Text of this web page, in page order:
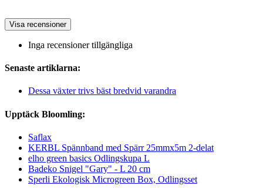
Visa recensioner
Inga recensioner tillgängliga
Senaste artiklarna:
Dessa växter trivs bäst bredvid varandra
Upptäck Bloomling:
Saflax
KERBL Spännband med Spärr 25mmx5m 2-delat
elho green basics Odlingskupa L
Badeko Snigel "Gary" - L 20 cm
Sperli Ekologisk Microgreen Box, Odlingsset